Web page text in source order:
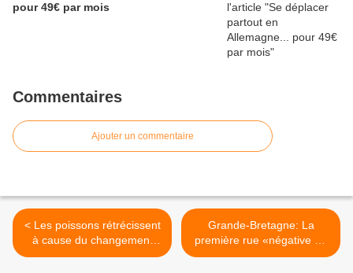
pour 49€ par mois
Commentaires
Ajouter un commentaire
< Les poissons rétrécissent
à cause du changement
climatique
Grande-Bretagne: La
première rue «négative en
carbone» est née >